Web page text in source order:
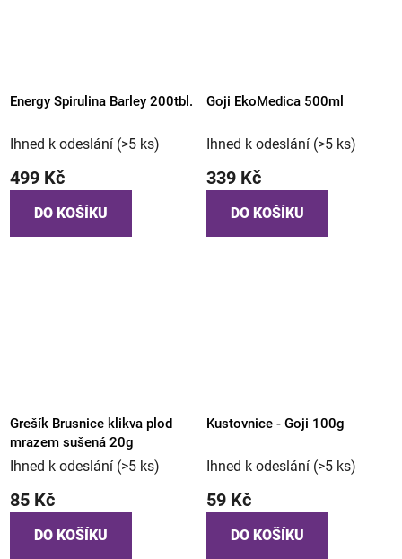
Energy Spirulina Barley 200tbl.
Ihned k odeslání (>5 ks)
499 Kč
DO KOŠÍKU
Goji EkoMedica 500ml
Ihned k odeslání (>5 ks)
339 Kč
DO KOŠÍKU
Grešík Brusnice klikva plod
mrazem sušená 20g
Ihned k odeslání (>5 ks)
85 Kč
DO KOŠÍKU
Kustovnice - Goji 100g
Ihned k odeslání (>5 ks)
59 Kč
DO KOŠÍKU